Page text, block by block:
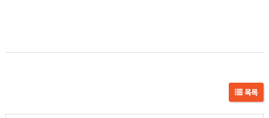
목록